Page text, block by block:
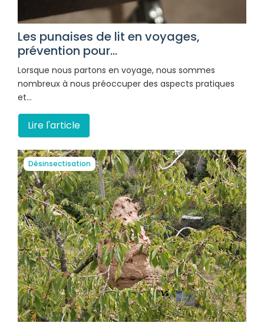
Les punaises de lit en voyages,
prévention pour...
Lorsque nous partons en voyage, nous sommes
nombreux à nous préoccuper des aspects pratiques
et…
Lire l'article
Désinsectisation